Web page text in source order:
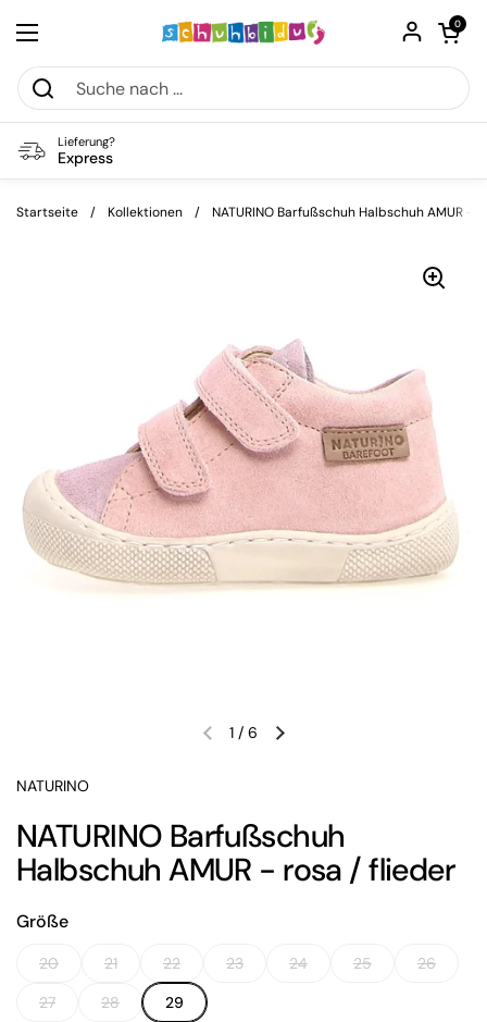
Menü öffnen
Warenkorb
0
Lieferung?
Express
Startseite / Kollektionen / NATURINO Barfußschuh Halbschuh AMUR -
Vorherige FolieNächste Folie
1 / 6
NATURINO
NATURINO Barfußschuh
Halbschuh AMUR - rosa / flieder
Größe
20 21 22 23 24 25
26
27
28 29